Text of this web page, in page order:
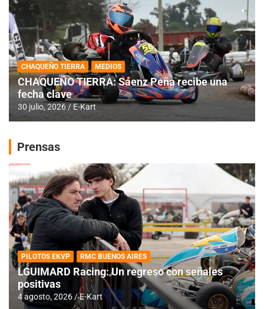
CHAQUEÑO TIERRA MEDIOS
CHAQUEÑO TIERRA: Sáenz Peña recibe una
fecha clave
30 julio, 2026 E-Kart
Prensas
PILOTOS EKVP RMC BUENOS AIRES
LGUIMARD Racing: Un regreso con señales
positivas
4 agosto, 2026 E-Kart